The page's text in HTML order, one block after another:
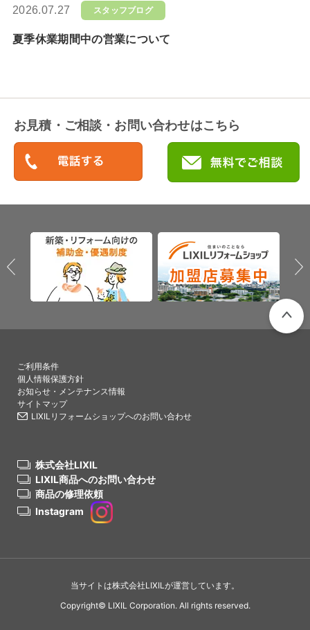
2026.07.27 スタッフブログ
夏季休業期間中の営業について
お見積・ご相談・お問い合わせはこちら
ご利用条件
個人情報保護方針
お知らせ・メンテナンス情報
サイトマップ
LIXILリフォームショップへのお問い合わせ
株式会社LIXIL
LIXIL商品へのお問い合わせ
商品の修理依頼
Instagram
当サイトは株式会社LIXILが運営しています。
Copyright© LIXIL Corporation. All rights reserved.